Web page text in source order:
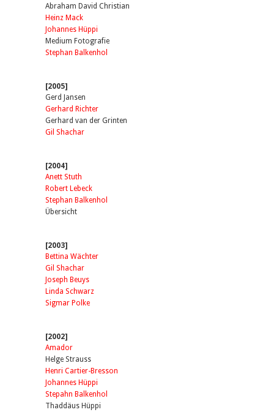
Abraham David Christian
Heinz Mack
Johannes Hüppi
Medium Fotografie
Stephan Balkenhol
[2005]
Gerd Jansen
Gerhard Richter
Gerhard van der Grinten
Gil Shachar
[2004]
Anett Stuth
Robert Lebeck
Stephan Balkenhol
Übersicht
[2003]
Bettina Wächter
Gil Shachar
Joseph Beuys
Linda Schwarz
Sigmar Polke
[2002]
Amador
Helge Strauss
Henri Cartier-Bresson
Johannes Hüppi
Stepahn Balkenhol
Thaddäus Hüppi